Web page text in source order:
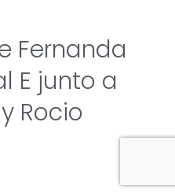
Fernanda
E junto a
Rocio